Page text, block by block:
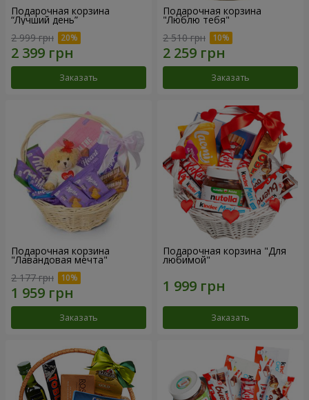
Подарочная корзина
“Лучший день”
2 999 грн
Заказать
Подарочная корзина
"Люблю тебя"
2 510 грн
Заказать
Подарочная корзина
"Лавандовая мечта"
2 177 грн
Заказать
Подарочная корзина "Для
любимой"
Заказать